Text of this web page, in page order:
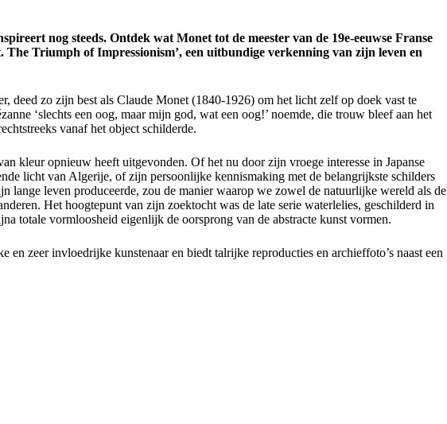
nog steeds. Ontdek wat Monet tot de meester van de 19e-eeuwse Franse
The Triumph of Impressionism’, een uitbundige verkenning van zijn leven en
deed zo zijn best als Claude Monet (1840-1926) om het licht zelf op doek vast te
‘slechts een oog, maar mijn god, wat een oog!’ noemde, die trouw bleef aan het
vanaf het object schilderde.
kleur opnieuw heeft uitgevonden. Of het nu door zijn vroege interesse in Japanse
licht van Algerije, of zijn persoonlijke kennismaking met de belangrijkste schilders
lange leven produceerde, zou de manier waarop we zowel de natuurlijke wereld als de
Het hoogtepunt van zijn zoektocht was de late serie waterlelies, geschilderd in
totale vormloosheid eigenlijk de oorsprong van de abstracte kunst vormen.
zeer invloedrijke kunstenaar en biedt talrijke reproducties en archieffoto’s naast een